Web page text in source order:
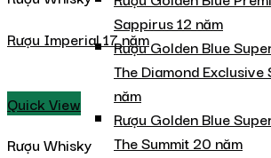
Sappirus 12 năm
Rượu Golden Blue
The Diamond Exclusive
năm
Rượu Golden Blue
The Summit 20 năm
Rượu Imperial 17 năm
Quick View
Rượu Whisky